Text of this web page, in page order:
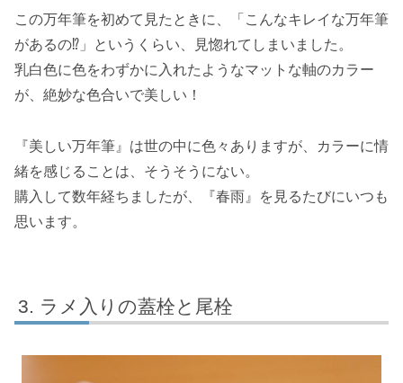
この万年筆を初めて見たときに、「こんなキレイな万年筆
があるの⁉」というくらい、見惚れてしまいました。
乳白色に色をわずかに入れたようなマットな軸のカラー
が、絶妙な色合いで美しい！
『美しい万年筆』は世の中に色々ありますが、カラーに情
緒を感じることは、そうそうにない。
購入して数年経ちましたが、『春雨』を見るたびにいつも
思います。
ラメ入りの蓋栓と尾栓